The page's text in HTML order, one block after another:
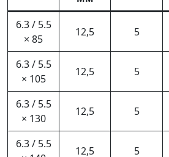
6.3 / 5.5
× 85
12,5 5
6.3 / 5.5
× 105
12,5 5
6.3 / 5.5
× 130
12,5 5
6.3 / 5.5
12,5 5